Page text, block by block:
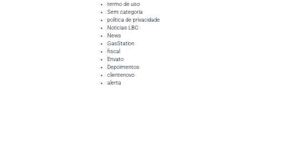
termo de uso
Sem categoria
politica de privacidade
Noticias LBC
News
GasStation
fiscal
Envato
Depoimentos
clientenovo
alerta